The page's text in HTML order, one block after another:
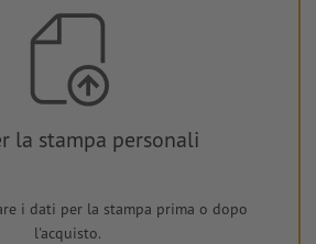
la stampa personali
i dati per la stampa prima o dopo
l'acquisto.